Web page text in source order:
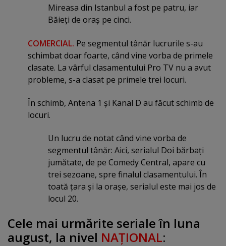
Mireasa din Istanbul a fost pe patru, iar
Băieţi de oraş pe cinci.
COMERCIAL. Pe segmentul tânăr lucrurile s-au
schimbat doar foarte, când vine vorba de primele
clasate. La vârful clasamentului Pro TV nu a avut
probleme, s-a clasat pe primele trei locuri.
În schimb, Antena 1 şi Kanal D au făcut schimb de
locuri.
Un lucru de notat când vine vorba de
segmentul tânăr: Aici, serialul Doi bărbaţi
jumătate, de pe Comedy Central, apare cu
trei sezoane, spre finalul clasamentului. În
toată ţara şi la oraşe, serialul este mai jos de
locul 20.
Cele mai urmărite seriale în luna
august, la nivel NAŢIONAL: